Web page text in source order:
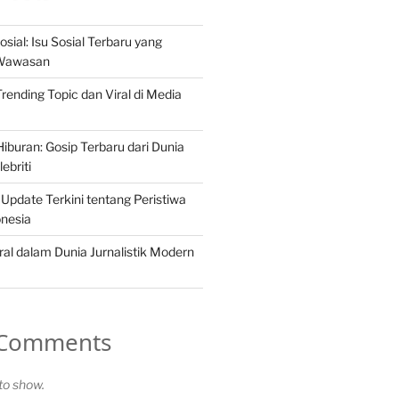
Isu Sosial Terbaru yang
Topic dan Viral di Media
Gosip Terbaru dari Dunia
Terkini tentang Peristiwa
dalam Dunia Jurnalistik Modern
show.